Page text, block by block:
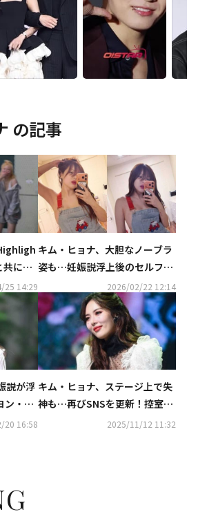
の記事
にチ
をお祝
25 14:29
キム・ヒョナ、大胆なノーブラ
姿も…妊娠説浮上後のセルフシ
2026/02/22 12:14
説が浮
・ジ
が話題
20 16:58
キム・ヒョナ、ステージ上で失
神も…再びSNSを更新！控室で
のセクシーショット公開
2025/11/12 11:32